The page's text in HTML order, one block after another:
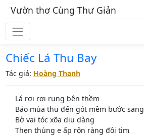
Vườn thơ Cùng Thư Giản
Chiếc Lá Thu Bay
Tác giả: Hoàng Thanh
Lá rơi rơi rụng bên thềm
Báo mùa thu đến gót mềm bước sang
Bờ vai tóc xõa dịu dàng
Thẹn thùng e ấp rộn ràng đôi tim